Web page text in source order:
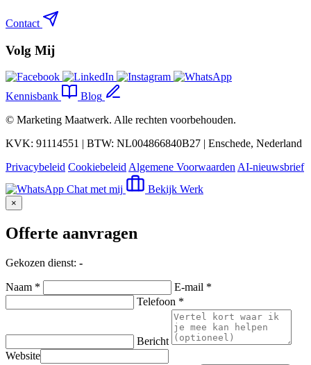
Contact
Volg Mij
Kennisbank
Blog
© Marketing Maatwerk. Alle rechten voorbehouden.
KVK: 91114551 | BTW: NL004866840B27 | Enschede, Nederland
Privacybeleid CookiebeleidAlgemene VoorwaardenAI-nieuwsbrief
Chat met mij
Bekijk Werk
×
Offerte aanvragen
Gekozen dienst: -
Naam *
E-mail *
Telefoon *
Bericht
Website